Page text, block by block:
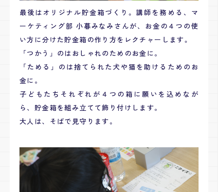
最後はオリジナル貯金箱づくり。講師を務める、 マ
ーケティング部 小暮みなみさんが、お金の４つの使
い方に分けた貯金箱の作り方をレクチャーします。
「つかう」のはおしゃれのためのお金に。
「ためる」のは捨てられた犬や猫を助けるためのお
金に。
子どもたちそれぞれが４つの箱に願いを込めなが
ら、貯金箱を組み立てて飾り付けします。
大人は、そばで見守ります。